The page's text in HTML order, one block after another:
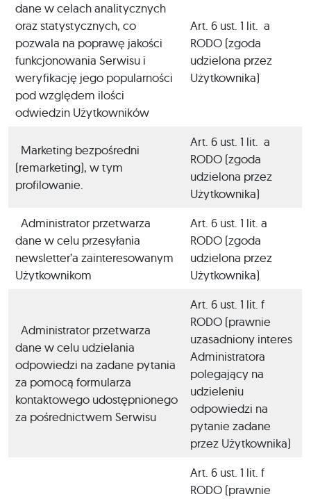
dane w celach analitycznych
oraz statystycznych, co
pozwala na poprawę jakości
funkcjonowania Serwisu i
weryfikację jego popularności
pod względem ilości
odwiedzin Użytkowników
Art. 6 ust. 1 lit. a
RODO (zgoda
udzielona przez
Użytkownika)
Marketing bezpośredni
(remarketing), w tym
profilowanie.
Art. 6 ust. 1 lit. a
RODO (zgoda
udzielona przez
Użytkownika)
Administrator przetwarza
dane w celu przesyłania
newsletter’a zainteresowanym
Użytkownikom
Art. 6 ust. 1 lit. a
RODO (zgoda
udzielona przez
Użytkownika)
Administrator przetwarza
dane w celu udzielania
odpowiedzi na zadane pytania
za pomocą formularza
kontaktowego udostępnionego
za pośrednictwem Serwisu
Art. 6 ust. 1 lit. f
RODO (prawnie
uzasadniony interes
Administratora
polegający na
udzieleniu
odpowiedzi na
pytanie zadane
przez Użytkownika)
Art. 6 ust. 1 lit. f
RODO (prawnie